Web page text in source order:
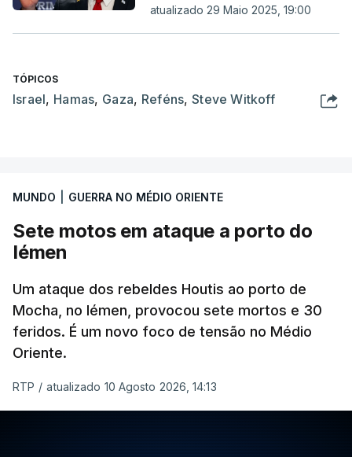
atualizado 29 Maio 2025, 19:00
TÓPICOS
Israel, Hamas, Gaza, Reféns,Steve Witkoff
MUNDO GUERRA NO MÉDIO ORIENTE
Sete motos em ataque a porto do
Iémen
Um ataque dos rebeldes Houtis ao porto de
Mocha, no Iémen, provocou sete mortos e 30
feridos. É um novo foco de tensão no Médio
Oriente.
RTP / atualizado 10 Agosto 2026, 14:13